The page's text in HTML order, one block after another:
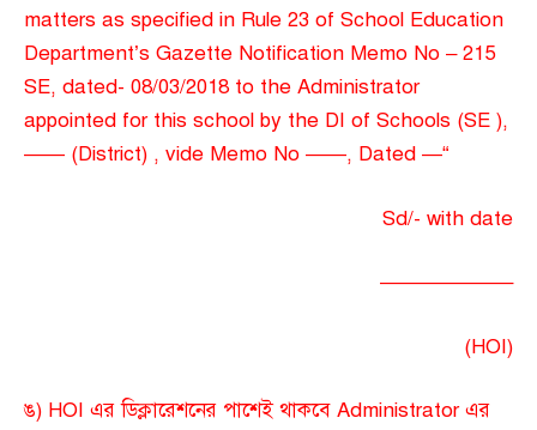
matters as specified in Rule 23 of School Education
Department’s Gazette Notification Memo No – 215
SE, dated- 08/03/2018 to the Administrator
appointed for this school by the DI of Schools (SE ),
—— (District) , vide Memo No ——, Dated —“
Sd/- with date
——————–
(HOI)
ঙ) HOI এর ডিক্লারেশনের পাশেই থাকবে Administrator এর